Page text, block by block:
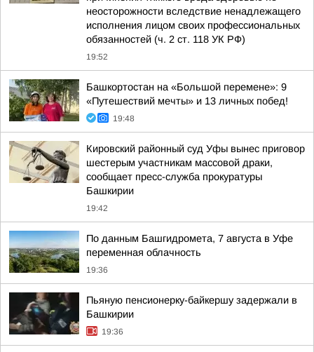
неосторожности вследствие ненадлежащего
исполнения лицом своих профессиональных
обязанностей (ч. 2 ст. 118 УК РФ)
19:52
Башкортостан на «Большой перемене»: 9
«Путешествий мечты» и 13 личных побед!
19:48
Кировский районный суд Уфы вынес приговор
шестерым участникам массовой драки,
сообщает пресс-служба прокуратуры
Башкирии
19:42
По данным Башгидромета, 7 августа в Уфе
переменная облачность
19:36
Пьяную пенсионерку-байкершу задержали в
Башкирии
19:36